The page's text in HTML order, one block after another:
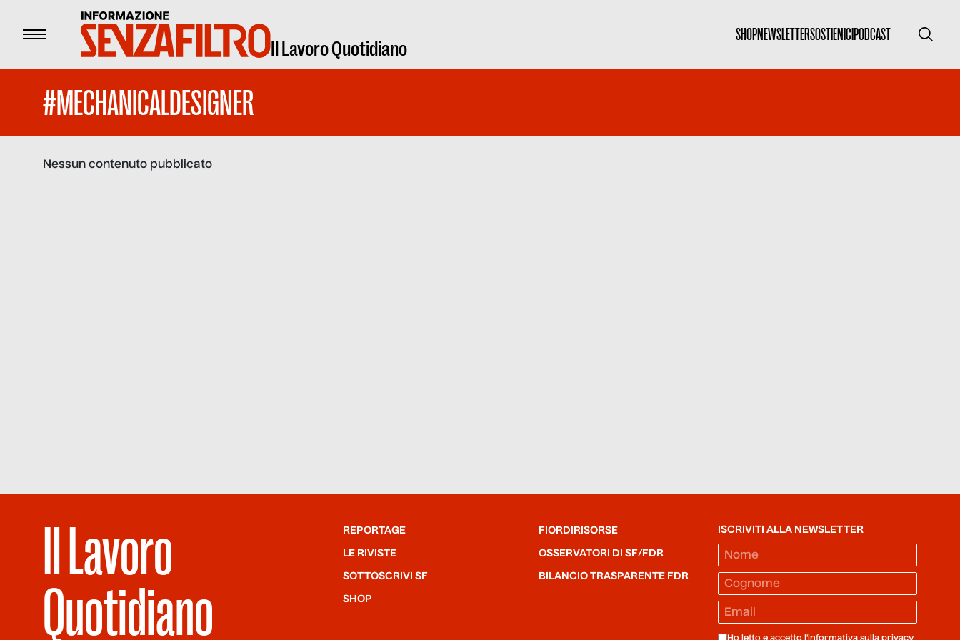
Menu Il Lavoro Quotidiano
SHOPNEWSLETTERSOSTIENICIPODCAST Cerca
#MECHANICALDESIGNER
Nessun contenuto pubblicato
Il Lavoro
Quotidiano
REPORTAGE
LE RIVISTE
SOTTOSCRIVI SF
SHOP
FIORDIRISORSE
OSSERVATORI DI SF/FDR
BILANCIO TRASPARENTE FDR
ISCRIVITI ALLA NEWSLETTER